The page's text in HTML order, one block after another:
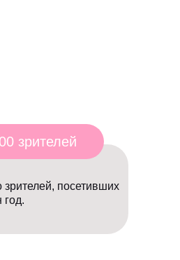
зрителей, посетивших
год.
зрителей